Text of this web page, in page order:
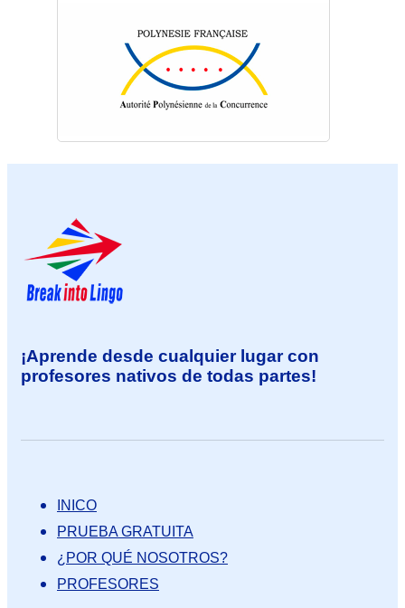
¡Aprende desde cualquier lugar con
profesores nativos de todas partes!
INICO
PRUEBA GRATUITA
¿POR QUÉ NOSOTROS?
PROFESORES